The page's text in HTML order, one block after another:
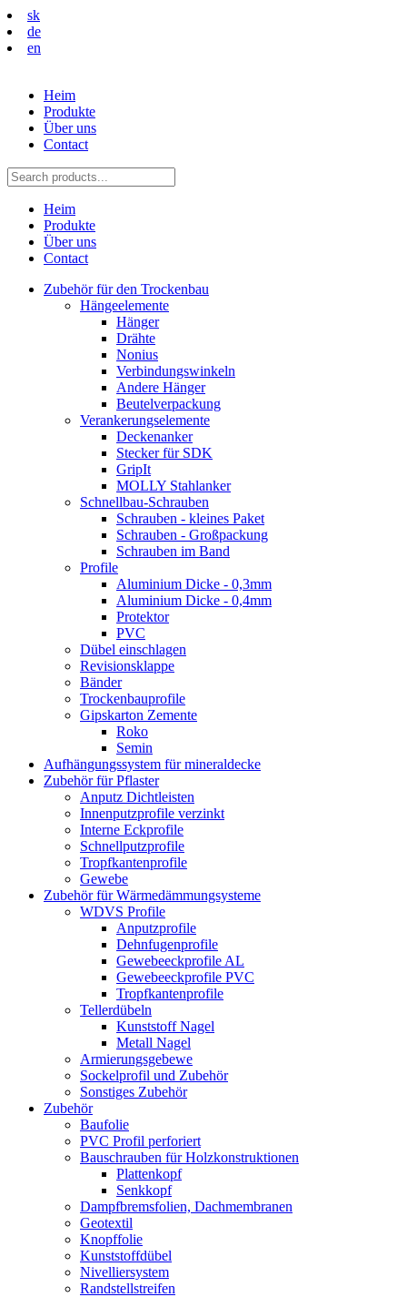
sk
de
en
Heim
Produkte
Über uns
Contact
Heim
Produkte
Über uns
Contact
Zubehör für den Trockenbau
Hängeelemente
Hänger
Drähte
Nonius
Verbindungswinkeln
Andere Hänger
Beutelverpackung
Verankerungselemente
Deckenanker
Stecker für SDK
GripIt
MOLLY Stahlanker
Schnellbau-Schrauben
Schrauben - kleines Paket
Schrauben - Großpackung
Schrauben im Band
Profile
Aluminium Dicke - 0,3mm
Aluminium Dicke - 0,4mm
Protektor
PVC
Dübel einschlagen
Revisionsklappe
Bänder
Trockenbauprofile
Gipskarton Zemente
Roko
Semin
Aufhängungssystem für mineraldecke
Zubehör für Pflaster
Anputz Dichtleisten
Innenputzprofile verzinkt
Interne Eckprofile
Schnellputzprofile
Tropfkantenprofile
Gewebe
Zubehör für Wärmedämmungsysteme
WDVS Profile
Anputzprofile
Dehnfugenprofile
Gewebeeckprofile AL
Gewebeeckprofile PVC
Tropfkantenprofile
Tellerdübeln
Kunststoff Nagel
Metall Nagel
Armierungsgebewe
Sockelprofil und Zubehör
Sonstiges Zubehör
Zubehör
Baufolie
PVC Profil perforiert
Bauschrauben für Holzkonstruktionen
Plattenkopf
Senkkopf
Dampfbremsfolien, Dachmembranen
Geotextil
Knopffolie
Kunststoffdübel
Nivelliersystem
Randstellstreifen